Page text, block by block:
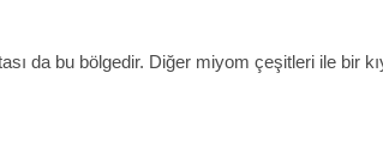
da bu bölgedir. Diğer miyom çeşitleri ile bir